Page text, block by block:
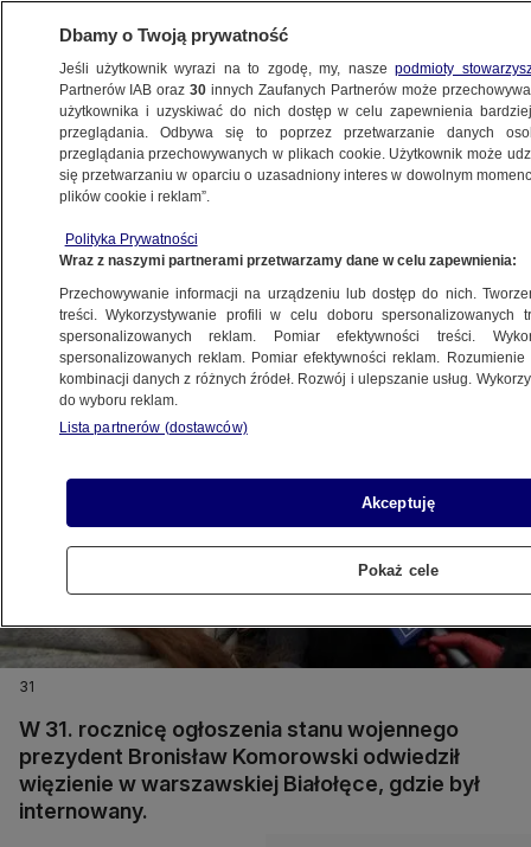
PROGRAMY
13.12.2012, 23:00
Udostępnij
31
W 31. rocznicę ogłoszenia stanu wojennego
prezydent Bronisław Komorowski odwiedził
więzienie w warszawskiej Białołęce, gdzie był
internowany.
Dbamy o Twoją prywatność
Jeśli użytkownik wyrazi na to zgodę, my, naszepodmioty
Partnerów IAB oraz30 innych Zaufanych Partnerów może
użytkownika i uzyskiwać do nich dostęp w celu zapewnienia
przeglądania. Odbywa się to poprzez przetwarzanie danych
przeglądania przechowywanych w plikach cookie. Użytkownik może
się przetwarzaniu w oparciu o uzasadniony interes w dowolnym
plików cookie i reklam”.
Polityka Prywatności
Wraz z naszymi partnerami przetwarzamy dane w celu zapewnienia:
Przechowywanie informacji na urządzeniu lub dostęp do nich.
treści. Wykorzystywanie profili w celu doboru spersonalizowanych
spersonalizowanych reklam. Pomiar efektywności treści.
spersonalizowanych reklam. Pomiar efektywności reklam.
kombinacji danych z różnych źródeł. Rozwój i ulepszanie usług.
do wyboru reklam.
Lista partnerów (dostawców)
Akceptuję
Pokaż cele